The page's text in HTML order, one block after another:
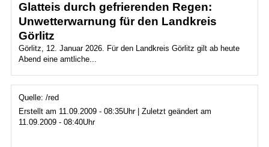
Glatteis durch gefrierenden Regen:
Unwetterwarnung für den Landkreis
Görlitz
Görlitz, 12. Januar 2026. Für den Landkreis Görlitz gilt ab heute
Abend eine amtliche...
Quelle: /red
Erstellt am 11.09.2009 - 08:35Uhr | Zuletzt geändert am
11.09.2009 - 08:40Uhr